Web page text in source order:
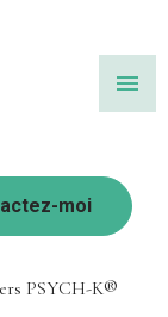
menu
moi
PSYCH-K®